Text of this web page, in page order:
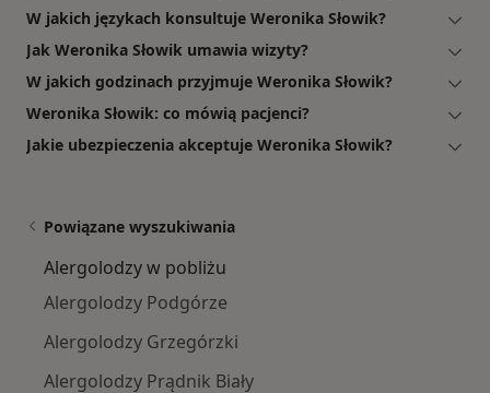
W jakich językach konsultuje Weronika Słowik?
Jak Weronika Słowik umawia wizyty?
W jakich godzinach przyjmuje Weronika Słowik?
Weronika Słowik: co mówią pacjenci?
Jakie ubezpieczenia akceptuje Weronika Słowik?
Powiązane wyszukiwania
Alergolodzy w pobliżu
Alergolodzy Podgórze
Alergolodzy Grzegórzki
Alergolodzy Prądnik Biały